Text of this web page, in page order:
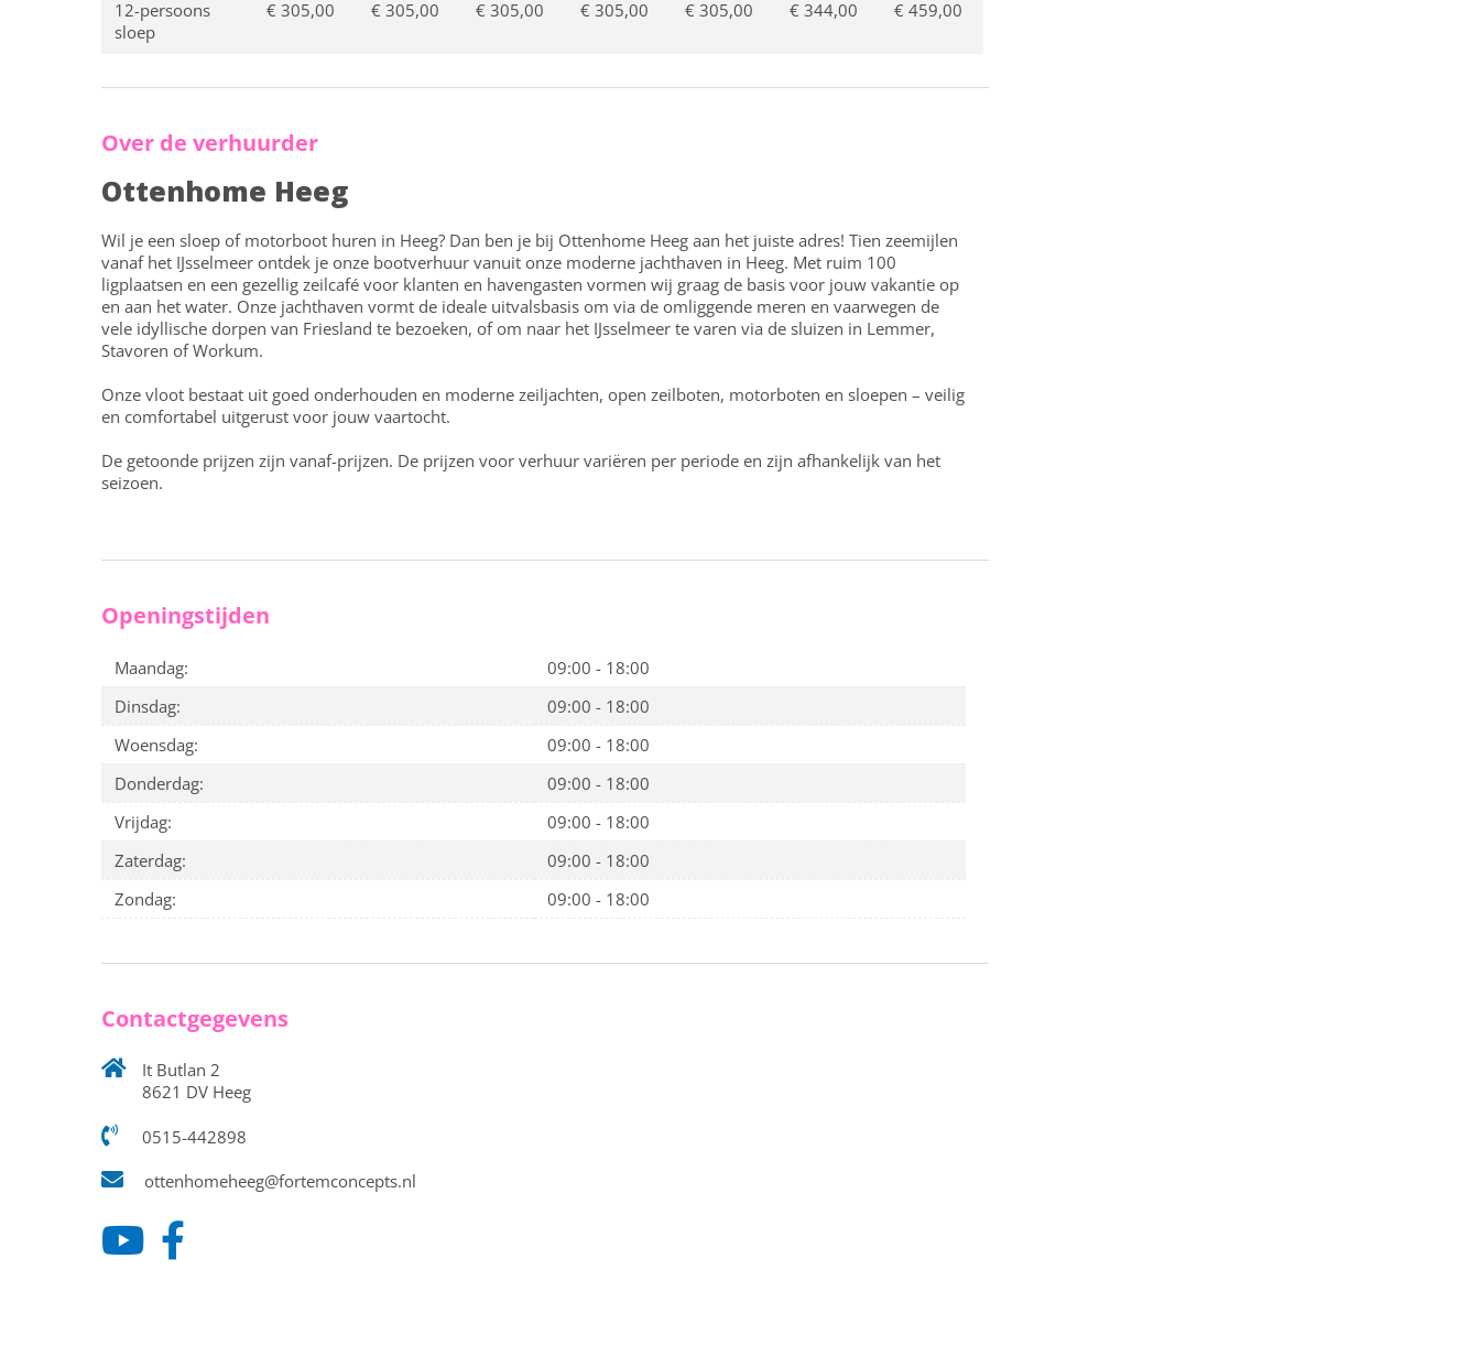
12-persoons
sloep
€ 305,00 € 305,00 € 305,00 € 305,00 € 305,00 € 344,00 € 459,00
Over de verhuurder
Ottenhome Heeg
Wil je een sloep of motorboot huren in Heeg? Dan ben je bij Ottenhome Heeg aan het juiste adres! Tien zeemijlen
vanaf het IJsselmeer ontdek je onze bootverhuur vanuit onze moderne jachthaven in Heeg. Met ruim 100
ligplaatsen en een gezellig zeilcafé voor klanten en havengasten vormen wij graag de basis voor jouw vakantie op
en aan het water. Onze jachthaven vormt de ideale uitvalsbasis om via de omliggende meren en vaarwegen de
vele idyllische dorpen van Friesland te bezoeken, of om naar het IJsselmeer te varen via de sluizen in Lemmer,
Stavoren of Workum.
Onze vloot bestaat uit goed onderhouden en moderne zeiljachten, open zeilboten, motorboten en sloepen – veilig
en comfortabel uitgerust voor jouw vaartocht.
De getoonde prijzen zijn vanaf-prijzen. De prijzen voor verhuur variëren per periode en zijn afhankelijk van het
seizoen.
Openingstijden
Maandag:
09:00 - 18:00
Dinsdag:
09:00 - 18:00
Woensdag:
09:00 - 18:00
Donderdag:
09:00 - 18:00
Vrijdag:
09:00 - 18:00
Zaterdag:
09:00 - 18:00
Zondag:
09:00 - 18:00
Contactgegevens
It Butlan 2
8621 DV Heeg
0515-442898
ottenhomeheeg@fortemconcepts.nl